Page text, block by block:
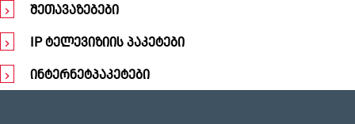
შეთავაზებები
IP ტელევიზიის პაკეტები
ინტერნეტპაკეტები